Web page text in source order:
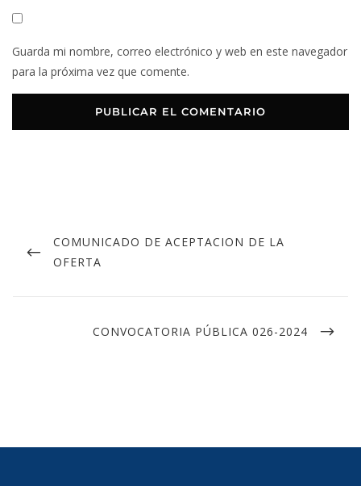
Guarda mi nombre, correo electrónico y web en este navegador
para la próxima vez que comente.
COMUNICADO DE ACEPTACION DE LA
OFERTA
CONVOCATORIA PÚBLICA 026-2024